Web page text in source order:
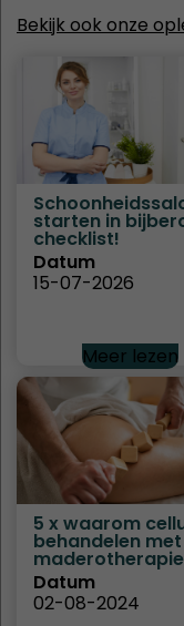
Bekijk ook onze
starten in
checklist!
Datum
15-07-2026
Meer lezen
5 x waarom
behandelen met
maderotherapie
Datum
02-08-2024